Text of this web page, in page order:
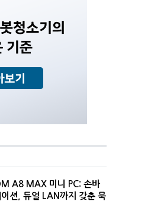
A8 MAX 미니 PC: 손바
션, 듀얼 LAN까지 갖춘 묵